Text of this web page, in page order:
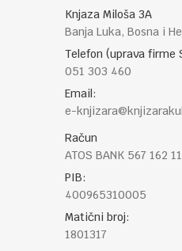
Knjaza Miloša 3A
Banja Luka, Bosna i
Telefon (uprava firme
051 303 460
Email:
e-
Račun
ATOS BANK 567 162
PIB:
400965310005
Matični broj:
1801317